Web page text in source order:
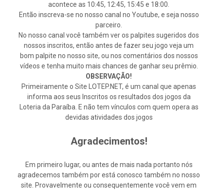
acontece as 10:45, 12:45, 15:45 e 18:00.
Então inscreva-se no nosso canal no Youtube, e seja nosso
parceiro.
No nosso canal você também ver os palpites sugeridos dos
nossos inscritos, então antes de fazer seu jogo veja um
bom palpite no nosso site, ou nos comentários dos nossos
vídeos e tenha muito mais chances de ganhar seu prêmio.
OBSERVAÇÃO!
Primeiramente o Site LOTEP.NET, é um canal que apenas
informa aos seus Inscritos os resultados dos jogos da
Loteria da Paraíba. E não tem vínculos com quem opera as
devidas atividades dos jogos
Agradecimentos!
Em primeiro lugar, ou antes de mais nada portanto nós
agradecemos também por está conosco também no nosso
site. Provavelmente ou consequentemente você vem em